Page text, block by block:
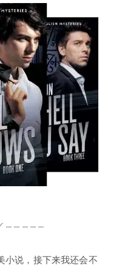
┈ ┈ ┈ ┈
小说，接下来我还会不